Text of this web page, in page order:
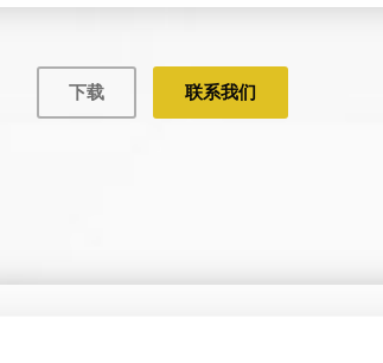
下载 联系我们